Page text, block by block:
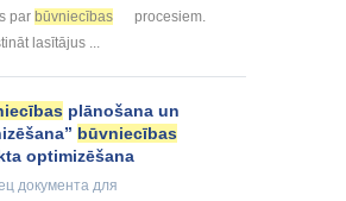
par būvniecības
procesiem.
lasītājus ...
plānošana un
būvniecības
optimizēšana
документа для